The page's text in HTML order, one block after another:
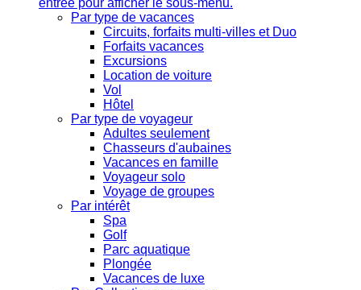
entrée pour afficher le sous-menu.
Par type de vacances
Circuits, forfaits multi-villes et Duo
Forfaits vacances
Excursions
Location de voiture
Vol
Hôtel
Par type de voyageur
Adultes seulement
Chasseurs d'aubaines
Vacances en famille
Voyageur solo
Voyage de groupes
Par intérêt
Spa
Golf
Parc aquatique
Plongée
Vacances de luxe